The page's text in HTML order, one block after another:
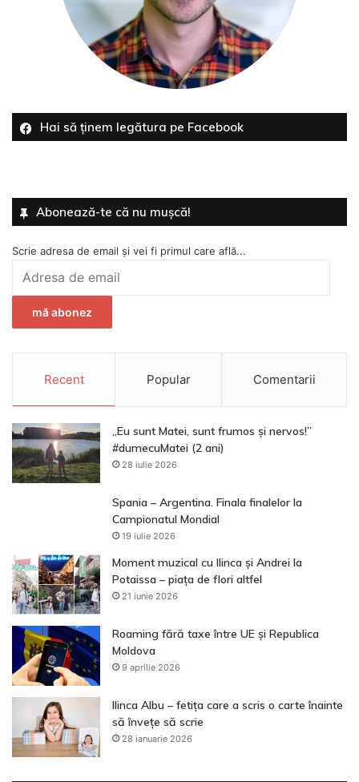
Hai să ținem legătura pe Facebook
Abonează-te că nu mușcă!
Scrie adresa de email și vei fi primul care află...
de
mă abonez
Recent Popular Comentarii
„Eu sunt Matei, sunt frumos și nervos!”
#dumecuMatei (2 ani)
28 iulie 2026
Spania – Argentina. Finala finalelor la
Campionatul Mondial
19 iulie 2026
Moment muzical cu Ilinca și Andrei la
Potaissa – piața de flori altfel
21 iunie 2026
Roaming fără taxe între UE și Republica
Moldova
9 aprilie 2026
Ilinca Albu – fetița care a scris o carte înainte
să învețe să scrie
28 ianuarie 2026